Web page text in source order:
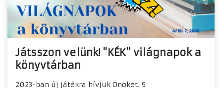
Játsszon velünk! "KÉK" világnapok a
könyvtárban
2023-ban új játékra hívjuk Önöket. 9